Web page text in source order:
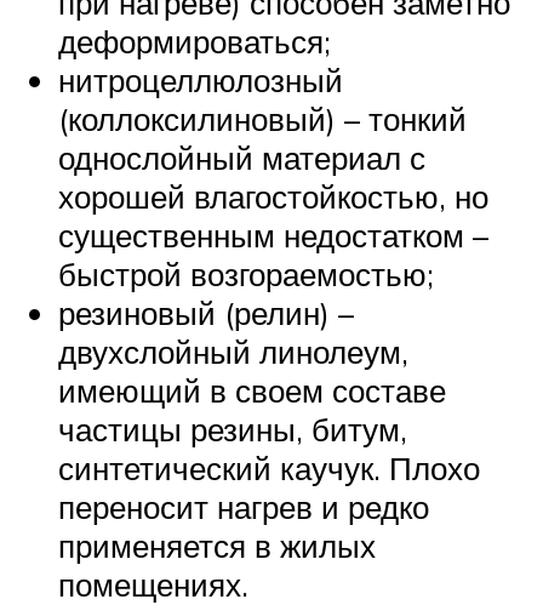
деформироваться;
нитроцеллюлозный
(коллоксилиновый) – тонкий
однослойный материал с
хорошей влагостойкостью, но
существенным недостатком –
быстрой возгораемостью;
резиновый (релин) –
двухслойный линолеум,
имеющий в своем составе
частицы резины, битум,
синтетический каучук. Плохо
переносит нагрев и редко
применяется в жилых
помещениях.